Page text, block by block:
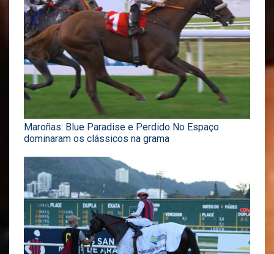
Maroñas: Blue Paradise e Perdido No Espaço
dominaram os clássicos na grama